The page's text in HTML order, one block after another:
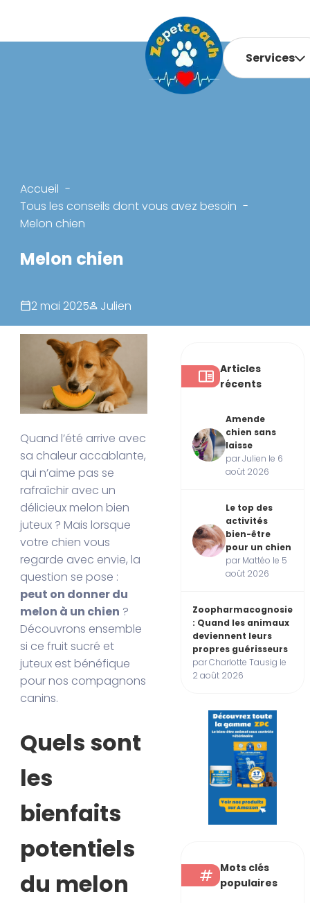
Services
Accueil
Tous les conseils dont vous avez besoin
Melon chien
Melon chien
2 mai 2025 Julien
Quand l’été arrive avec
sa chaleur accablante,
qui n’aime pas se
rafraîchir avec un
délicieux melon bien
juteux ? Mais lorsque
votre chien vous
regarde avec envie, la
question se pose :
peut on donner du
melon à un chien ?
Découvrons ensemble
si ce fruit sucré et
juteux est bénéfique
pour nos compagnons
canins.
Quels sont
les
bienfaits
potentiels
du melon
Articles
récents
Amende
chien sans
laisse
par Julien le 6
août 2026
Le top des
activités
bien-être
pour un chien
par Mattéo le 5
août 2026
Zoopharmacognosie
: Quand les animaux
deviennent leurs
propres guérisseurs
par Charlotte Tausig le
2 août 2026
Mots clés
populaires